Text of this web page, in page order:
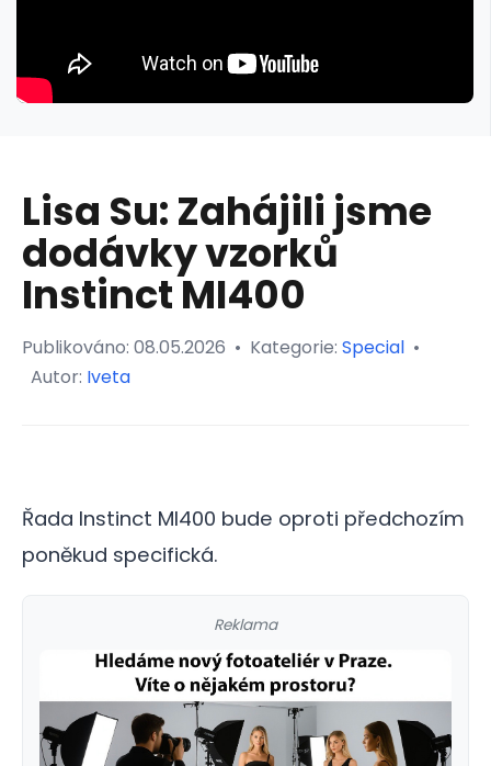
Lisa Su: Zahájili jsme
dodávky vzorků
Instinct MI400
Publikováno: 08.05.2026 • Kategorie: Special •
Autor: Iveta
Řada Instinct MI400 bude oproti předchozím
poněkud specifická.
Reklama